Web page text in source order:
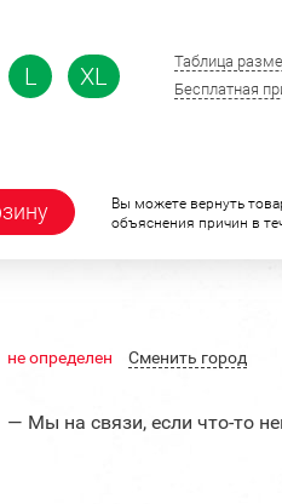
L XL
Таблица
Бесплатная
Вы можете вернуть
объяснения причин в
не определен Cменить город
— Мы на связи, если что-то